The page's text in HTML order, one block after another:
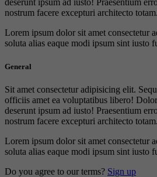
deserunt ipsum ad iusto! Praesentium
nostrum facere excepturi architecto totam.
Lorem ipsum dolor sit amet consectetur
soluta alias eaque modi ipsum sint iusto
General
Sit amet consectetur adipisicing elit.
officiis amet ea voluptatibus libero!
deserunt ipsum ad iusto! Praesentium
nostrum facere excepturi architecto totam.
Lorem ipsum dolor sit amet consectetur
soluta alias eaque modi ipsum sint iusto
Do you agree to our terms? Sign up